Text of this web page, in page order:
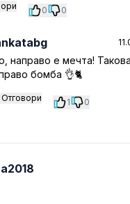
0 0
направо е мечта!
бомба 👌🐈
Отговори 1 0